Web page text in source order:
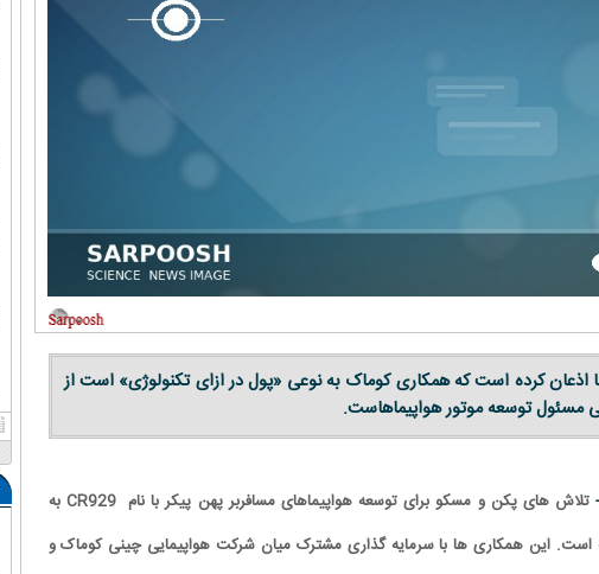
اذعان کرده است که همکاری کوماک به نوعی «پول در ازای تکنولوژی» است از
مسئول توسعه موتور هواپیماهاست.
تلاش های پکن و مسکو برای توسعه هواپیماهای مسافربر پهن پیکر با نام CR929 به
این همکاری ها با سرمایه گذاری مشترک میان شرکت هواپیمایی چینی کوماک و